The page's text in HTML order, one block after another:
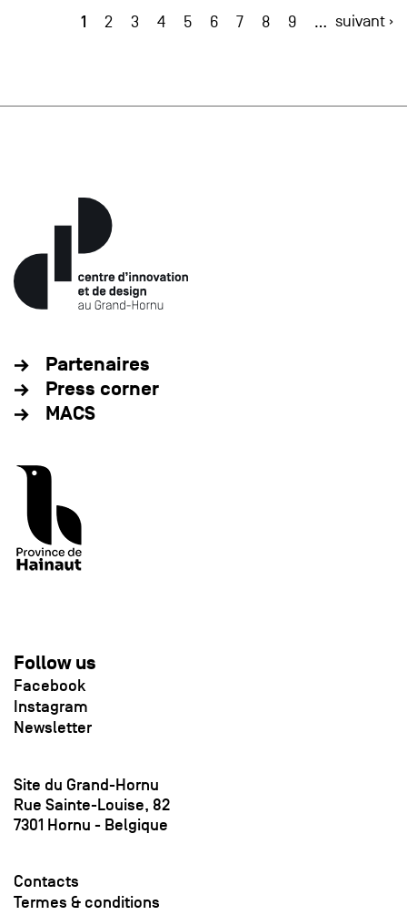
1 2 3 4 5 6 7 8 9 … suivant ›
Partenaires
Press corner
MACS
Follow us
Facebook
Instagram
Newsletter
Site du Grand-Hornu
Rue Sainte-Louise, 82
7301 Hornu - Belgique
Contacts
Termes & conditions